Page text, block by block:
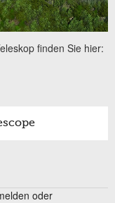
finden Sie hier:
oder